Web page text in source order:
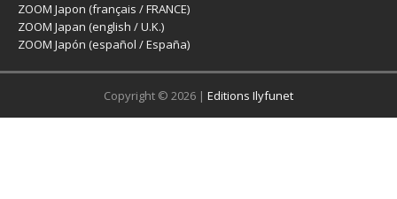
ZOOM Japon (français / FRANCE)
ZOOM Japan (english / U.K.)
ZOOM Japón (español / España)
Copyright © 2026 | Editions Ilyfunet